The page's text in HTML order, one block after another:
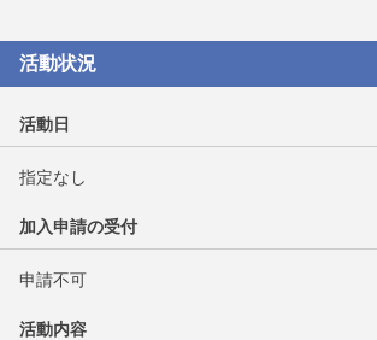
活動状況
活動日
指定なし
加入申請の受付
申請不可
活動内容